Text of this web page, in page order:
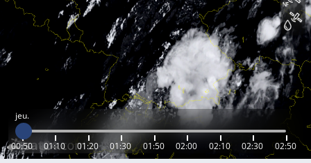
jeu.
00:50 01:10 01:20 01:30 01:50 02:00 02:10 02:30 02:50